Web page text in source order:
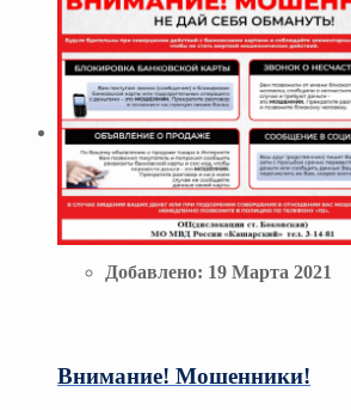
Добавлено: 19 Марта 2021
Внимание! Мошенники!